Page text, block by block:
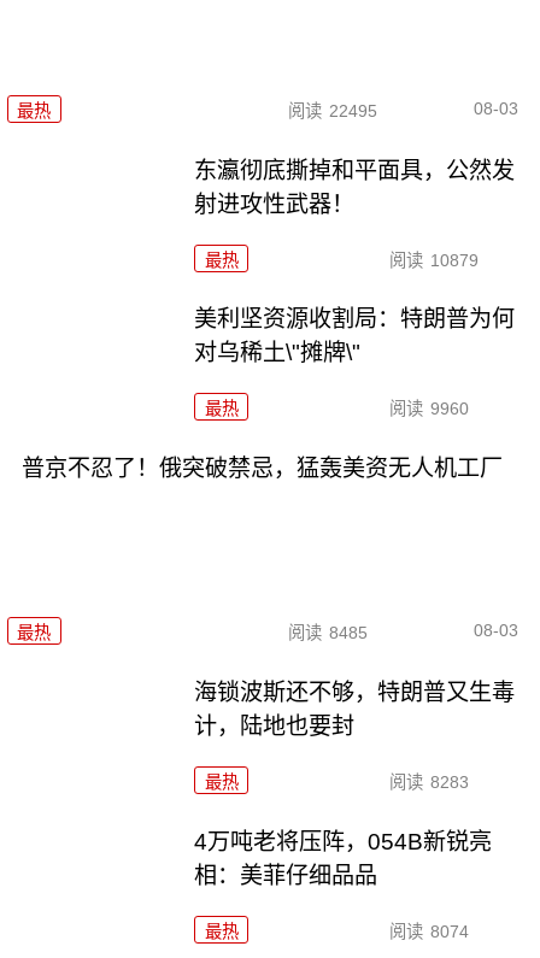
最热 阅读 22495 08-03
东瀛彻底撕掉和平面具，公然发
射进攻性武器！
最热 阅读 10879
美利坚资源收割局：特朗普为何
对乌稀土\"摊牌\"
最热 阅读 9960
普京不忍了！俄突破禁忌，猛轰美资无人机工厂
最热 阅读 8485 08-03
海锁波斯还不够，特朗普又生毒
计，陆地也要封
最热 阅读 8283
4万吨老将压阵，054B新锐亮
相：美菲仔细品品
最热 阅读 8074